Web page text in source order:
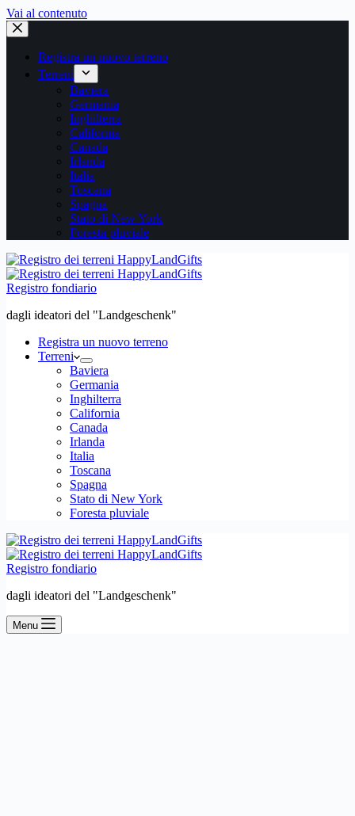
Vai al contenuto
Registra un nuovo terreno
Terreni
Baviera
Germania
Inghilterra
California
Canada
Irlanda
Italia
Toscana
Spagna
Stato di New York
Foresta pluviale
Registro fondiario
dagli ideatori del "Landgeschenk"
Registra un nuovo terreno
Terreni
Baviera
Germania
Inghilterra
California
Canada
Irlanda
Italia
Toscana
Spagna
Stato di New York
Foresta pluviale
Registro fondiario
dagli ideatori del "Landgeschenk"
Menu